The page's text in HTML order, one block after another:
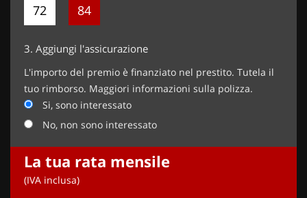
72 84
3. Aggiungi l'assicurazione
L'importo del premio è finanziato nel prestito. Tutela il
tuo rimborso. Maggiori informazioni sulla polizza.
Si, sono interessato
No, non sono interessato
La tua rata mensile
(IVA inclusa)